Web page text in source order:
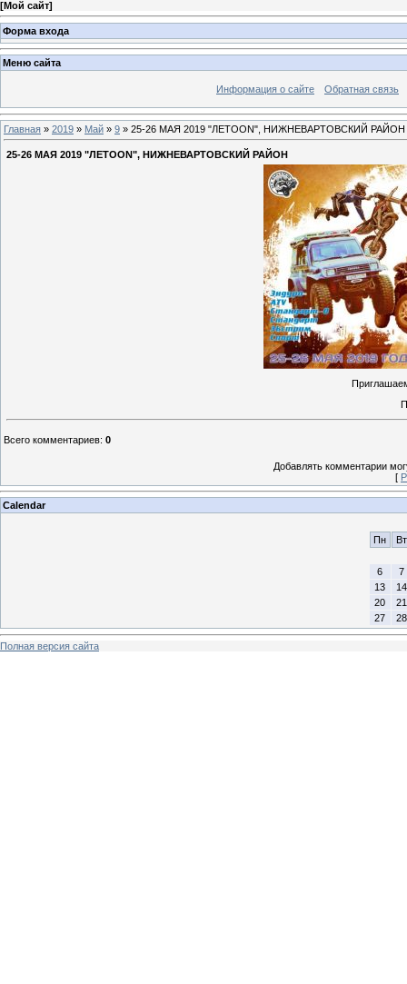
[Мой сайт]
Форма входа
Меню сайта
Информация о сайте Обратная связь
Главная » 2019 » Май » 9 » 25-26 МАЯ 2019 "ЛЕТОON", НИЖНЕВАРТОВСКИЙ РАЙОН
25-26 МАЯ 2019 "ЛЕТОON", НИЖНЕВАРТОВСКИЙ РАЙОН
Всего комментариев: 0
Добавлять комментарии
[
Calendar
Пн Вт
6
7
13
14
20
21
27
28
Полная версия сайта